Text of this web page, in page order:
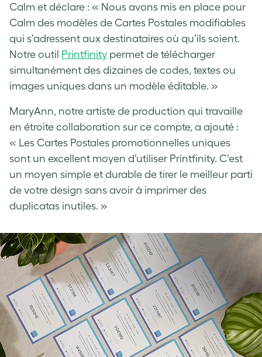
Calm et déclare : « Nous avons mis en place pour
Calm des modèles de Cartes Postales modifiables
qui s’adressent aux destinataires où qu’ils soient.
Notre outil Printfinity permet de télécharger
simultanément des dizaines de codes, textes ou
images uniques dans un modèle éditable. »
MaryAnn, notre artiste de production qui travaille
en étroite collaboration sur ce compte, a ajouté :
« Les Cartes Postales promotionnelles uniques
sont un excellent moyen d’utiliser Printfinity. C’est
un moyen simple et durable de tirer le meilleur parti
de votre design sans avoir à imprimer des
duplicatas inutiles. »